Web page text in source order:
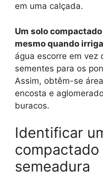
em uma calçada.
Um solo
mesmo quando
água escorre em vez
sementes para os
Assim, obtêm-se
encosta e
buracos.
Identificar
compactado
semeadura